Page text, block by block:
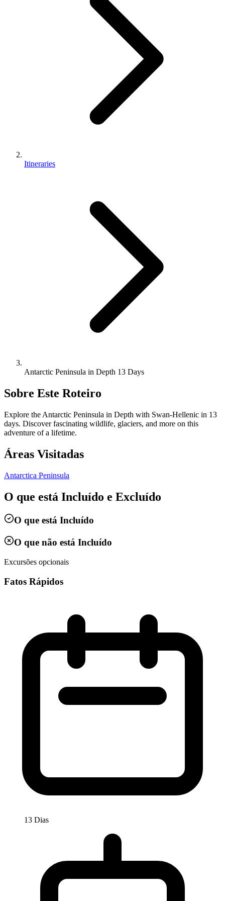
Itineraries
Antarctic Peninsula in Depth 13 Days
Sobre Este Roteiro
Explore the Antarctic Peninsula in Depth with Swan-Hellenic in 13
days. Discover fascinating wildlife, glaciers, and more on this
adventure of a lifetime.
Áreas Visitadas
Antarctica Peninsula
O que está Incluído e Excluído
O que está Incluído
O que não está Incluído
Excursões opcionais
Fatos Rápidos
13 Dias